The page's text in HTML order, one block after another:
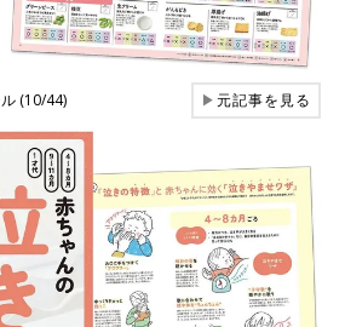
(10/44) ▶元記事を見る